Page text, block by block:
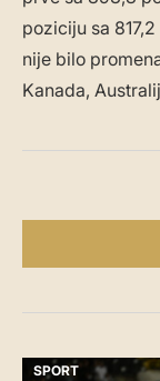
poziciju sa
nije bilo
Kanada,
SPORT